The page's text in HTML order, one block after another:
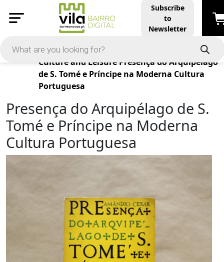
Subscribe
to
Newsletter
Products
Culture and Leisure Presença do Arquipélago
de S. Tomé e Príncipe na Moderna Cultura
Portuguesa
Presença do Arquipélago de S.
Tomé e Príncipe na Moderna
Cultura Portuguesa